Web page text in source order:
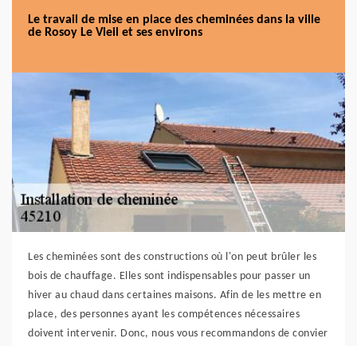
Le travail de mise en place des cheminées dans la ville
de Rosoy Le Vieil et ses environs
Les cheminées sont des constructions où l'on peut brûler les
bois de chauffage. Elles sont indispensables pour passer un
hiver au chaud dans certaines maisons. Afin de les mettre en
place, des personnes ayant les compétences nécessaires
doivent intervenir. Donc, nous vous recommandons de convier